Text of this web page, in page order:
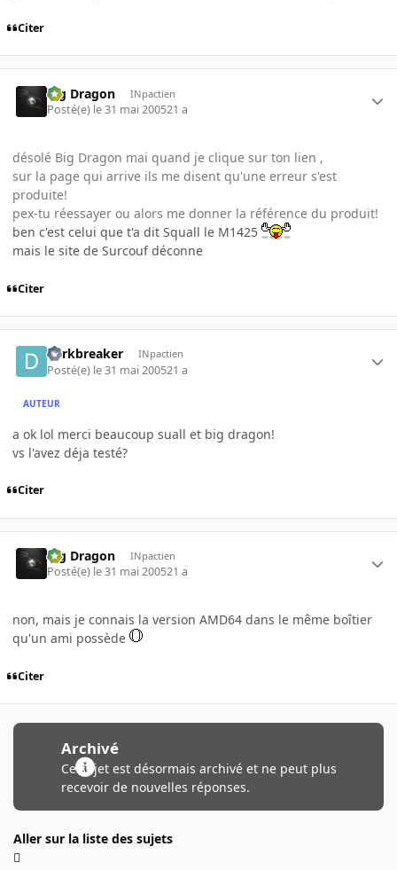
Citer
Big Dragon INpactien
Posté(e) le 31 mai 200521 a
désolé Big Dragon mai quand je clique sur ton lien ,
sur la page qui arrive ils me disent qu'une erreur s'est
produite!
pex-tu réessayer ou alors me donner la référence du produit!
ben c'est celui que t'a dit Squall le M1425
mais le site de Surcouf déconne
Citer
darkbreaker INpactien
Posté(e) le 31 mai 200521 a
AUTEUR
a ok lol merci beaucoup suall et big dragon!
vs l'avez déja testé?
Citer
Big Dragon INpactien
Posté(e) le 31 mai 200521 a
non, mais je connais la version AMD64 dans le même boîtier
qu'un ami possède
Citer
Archivé
Ce sujet est désormais archivé et ne peut plus
recevoir de nouvelles réponses.
Aller sur la liste des sujets